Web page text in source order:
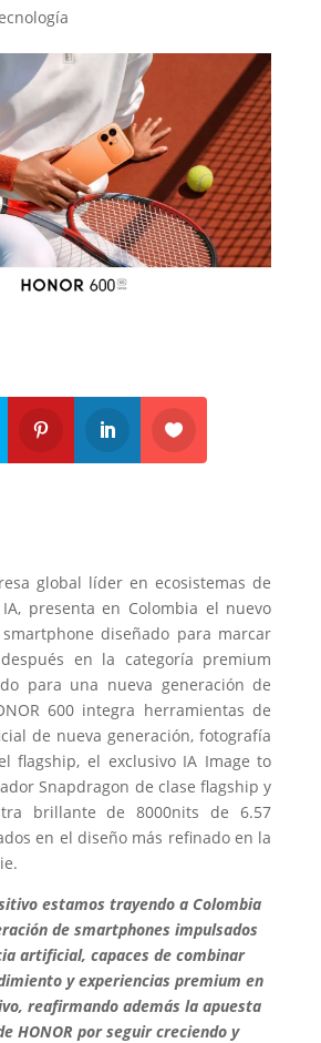
global líder en ecosistemas de
presenta en Colombia el nuevo
smartphone diseñado para marcar
en la categoría premium
para una nueva generación de
600 integra herramientas de
de nueva generación, fotografía
flagship, el exclusivo IA Image to
Snapdragon de clase flagship y
brillante de 8000nits de 6.57
en el diseño más refinado en la
estamos trayendo a Colombia
de smartphones impulsados
artificial, capaces de combinar
y experiencias premium en
reafirmando además la apuesta
HONOR por seguir creciendo y